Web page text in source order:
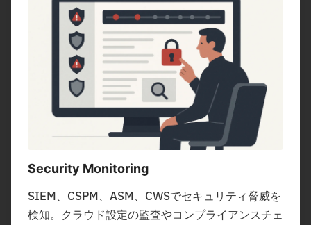
Security Monitoring
SIEM、CSPM、ASM、CWSでセキュリティ脅威を
検知。クラウド設定の監査やコンプライアンスチェ